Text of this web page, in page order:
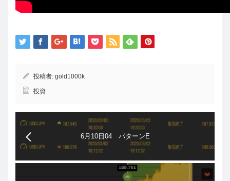
投稿者: gold1000k
投資
6月10日04 パターンE